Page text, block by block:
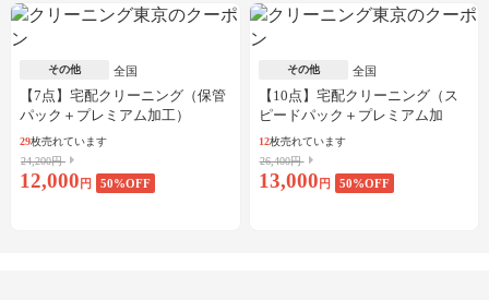
その他 全国
【7点】宅配クリーニング（保管
パック＋プレミアム加工）
29枚売れています
24,200円
12,000 円 50%OFF
その他 全国
【10点】宅配クリーニング（ス
ピードパック＋プレミアム加
工）
12枚売れています
26,400円
13,000 円 50%OFF